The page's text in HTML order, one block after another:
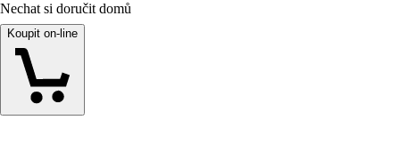
Nechat si doručit domů
Koupit on-line